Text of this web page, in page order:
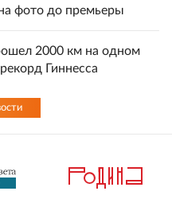
фото до премьеры
2000 км на одном
Гиннесса